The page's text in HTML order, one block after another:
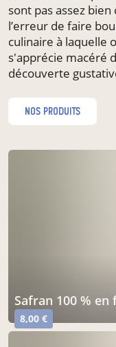
sont pas assez
l’erreur de faire
culinaire à laquelle
s'apprécie macéré
découverte
nos produits
safran 100 %
8,00 €